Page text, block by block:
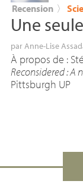
Recension 〉
Une
parAnne-Lise
À propos de :
Reconsidered : A
Pittsburgh UP